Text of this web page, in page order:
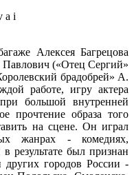
Алексея Багрецова
(«Отец Сергий»
брадобрей» А.
работе, игру актера
большой внутренней
прочтение образа того
на сцене. Он играл
жанрах - комедиях,
результате был признан
городов России -